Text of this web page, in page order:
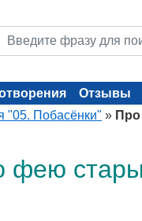
Отзывы
"05. Побасёнки" »
фею